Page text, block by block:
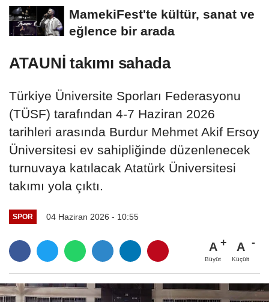
MamekiFest'te kültür, sanat ve
eğlence bir arada
ATAUNİ takımı sahada
Türkiye Üniversite Sporları Federasyonu
(TÜSF) tarafından 4-7 Haziran 2026
tarihleri arasında Burdur Mehmet Akif Ersoy
Üniversitesi ev sahipliğinde düzenlenecek
turnuvaya katılacak Atatürk Üniversitesi
takımı yola çıktı.
SPOR 04 Haziran 2026 - 10:55
A
Büyüt
A
Küçült